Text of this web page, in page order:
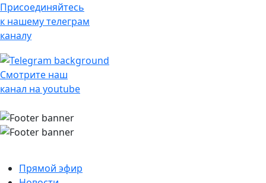
Присоединяйтесь
к нашему телеграм
каналу
Смотрите наш
канал на youtube
Прямой эфир